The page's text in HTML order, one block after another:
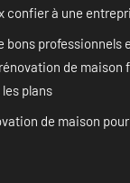
confier à une
bons professionnels
de
plans
de maison